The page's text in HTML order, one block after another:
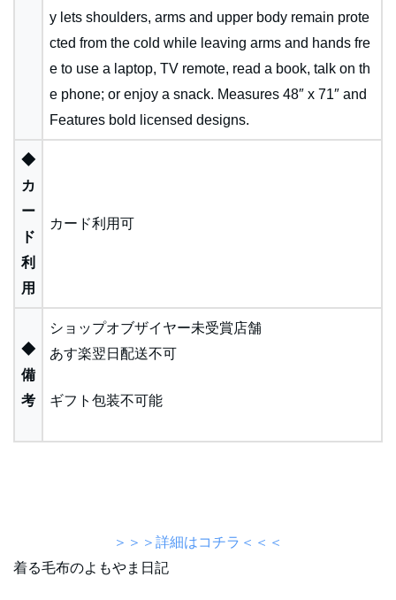
y lets shoulders, arms and upper body remain prote
cted from the cold while leaving arms and hands fre
e to use a laptop, TV remote, read a book, talk on th
e phone; or enjoy a snack. Measures 48″ x 71″ and
Features bold licensed designs.
◆
カ
ー
ド
利
用
カード利用可
◆
備
考
ショップオブザイヤー未受賞店舗
あす楽翌日配送不可
ギフト包装不可能
＞＞＞詳細はコチラ＜＜＜
着る毛布のよもやま日記